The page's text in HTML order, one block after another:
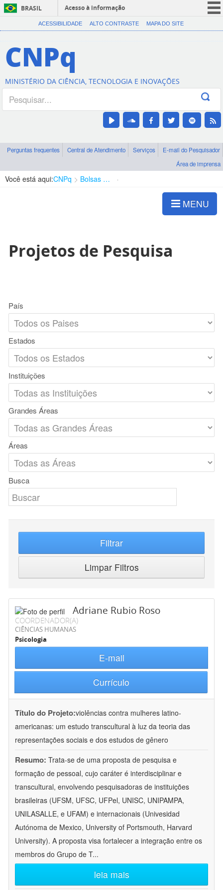
BRASIL
Acesso à informação
CORONAVÍRUS (COVID-19)
Canais
ACESSIBILIDADE ALTO CONTRASTE MAPA DO SITE
CNPq
MINISTÉRIO DA CIÊNCIA, TECNOLOGIA E INOVAÇÕES
Perguntas frequentes Central de Atendimento Serviços
E-mail do Pesquisador
Área de imprensa
Você está aqui:CNPq Bolsas e Auxílios Vigentes
MENU
Projetos de Pesquisa
País
Estados
Instituições
Grandes Áreas
Áreas
Busca
Filtrar
Limpar Filtros
Adriane Rubio Roso
COORDENADOR(A)
CIÊNCIAS HUMANAS
Psicologia
E-mail
Currículo
Título do Projeto:violências contra mulheres latino-
americanas: um estudo transcultural à luz da teoria das
representações sociais e dos estudos de gênero
Resumo: Trata-se de uma proposta de pesquisa e
formação de pessoal, cujo caráter é interdisciplinar e
transcultural, envolvendo pesquisadoras de instituições
brasileiras (UFSM, UFSC, UFPel, UNISC, UNIPAMPA,
UNILASALLE, e UFAM) e internacionais (Univesidad
Autónoma de Mexico, University of Portsmouth, Harvard
University). A proposta visa fortalecer a integração entre os
membros do Grupo de T...
leia mais